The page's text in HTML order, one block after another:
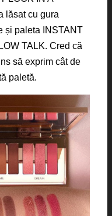
lăsat cu gura
și paleta INSTANT
TALK. Cred că
să exprim cât de
paletă.